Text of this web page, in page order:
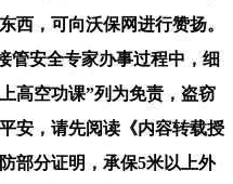
西，可向沃保网进行赞扬。
管安全专家办事过程中，细
高空功课”列为免责，盗窃
安，请先阅读《内容转载授
部分证明，承保5米以上外